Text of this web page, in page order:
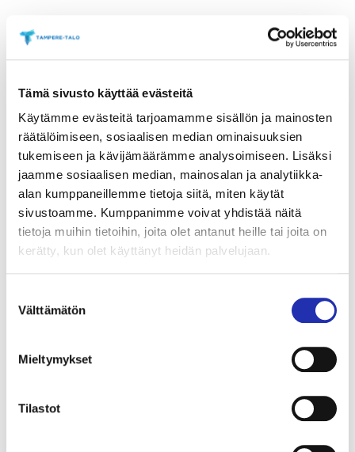
Tämä sivusto käyttää evästeitä
Käytämme evästeitä tarjoamamme sisällön ja mainosten
räätälöimiseen, sosiaalisen median ominaisuuksien
tukemiseen ja kävijämäärämme analysoimiseen. Lisäksi
jaamme sosiaalisen median, mainosalan ja analytiikka-
alan kumppaneillemme tietoja siitä, miten käytät
sivustoamme. Kumppanimme voivat yhdistää näitä
tietoja muihin tietoihin, joita olet antanut heille tai joita on
kerätty, kun olet käyttänyt heidän palvelujaan.
valinta
Välttämätön
Mieltymykset
Tilastot
Perjantaina 24. tammikuuta festivaalin muusikot
jalkautuvat iltapäivän kahvilakonserttiin Tampereen
festivaali laajenee ensimmäistä kertaa Tuulensuun
Palatsiin, jossa pidetään tanssiaiset vanhan jazzin
rytmiin saksofonisti Jukka Perkon ja PreBoppers-
yhtyeen johdolla. Menevälle jazzkeikalle voi
pukeutua teeman mukaisesti ja tarjolla on näyttävää
lindy hop -tanssia sekä Show & Dinner -ruokailu.
”Koko Tampere Chamber Music -festivaali lähti
aikoinaan liikkeelle ajatuksesta hengityksen, liikkeen
muusikon hyvinvointiin. Tanssi on ollut mukana joka
vuosi ja tänä vuonna pääsemme kaikki myös itse
-nimikkokonsertissa lauantaina
25. tammikuuta kuullaan
Dmitri Šostakovitšin
Sonaatti alttoviululle ja